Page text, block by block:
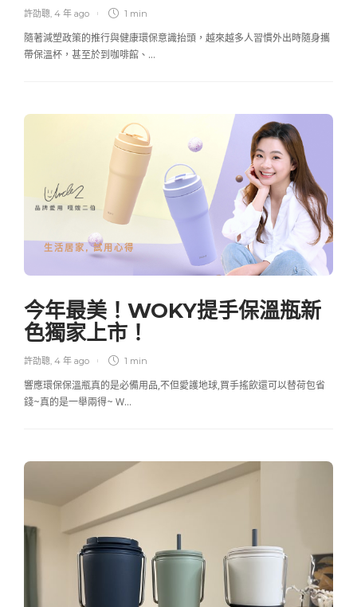
許劭聰, 4 年 ago 1 min
隨著減塑政策的推行與健康環保意識抬頭，越來越多人習慣外出時隨身攜
帶保溫杯，甚至於到咖啡館、…
生活居家 ,試用心得
今年最美！WOKY提手保溫瓶新
色獨家上市！
許劭聰, 4 年 ago 1 min
響應環保保溫瓶真的是必備用品,不但愛護地球,買手搖飲還可以替荷包省
錢~真的是一舉兩得~ W…